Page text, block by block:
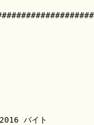
バイト